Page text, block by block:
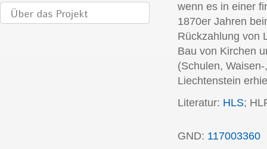
wenn es in einer
1870er Jahren
Rückzahlung von
Bau von Kirchen
(Schulen,
Liechtenstein
Literatur: HLS;
GND: 117003360